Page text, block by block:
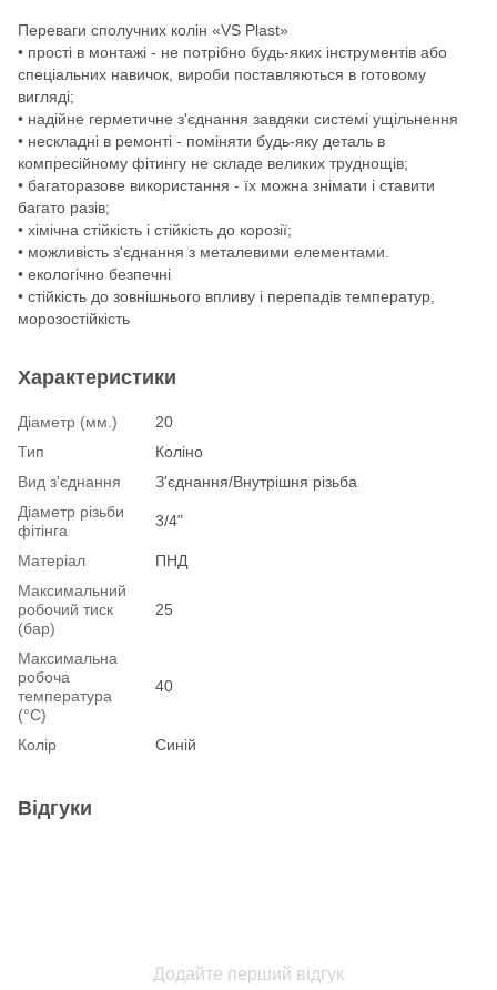
Переваги сполучних колін «VS Plast»
• прості в монтажі - не потрібно будь-яких інструментів або
спеціальних навичок, вироби поставляються в готовому
вигляді;
• надійне герметичне з'єднання завдяки системі ущільнення
• нескладні в ремонті - поміняти будь-яку деталь в
компресійному фітингу не складе великих труднощів;
• багаторазове використання - їх можна знімати і ставити
багато разів;
• хімічна стійкість і стійкість до корозії;
• можливість з'єднання з металевими елементами.
• екологічно безпечні
• стійкість до зовнішнього впливу і перепадів температур,
морозостійкість
Характеристики
Діаметр (мм.)
20
Тип
Коліно
Вид з'єднання
З'єднання/Внутрішня різьба
Діаметр різьби
фітінга
3/4"
Матеріал
ПНД
Максимальний
робочий тиск
(бар)
25
Максимальна
робоча
температура
(°С)
40
Колір Синій
Відгуки
Додайте перший відгук